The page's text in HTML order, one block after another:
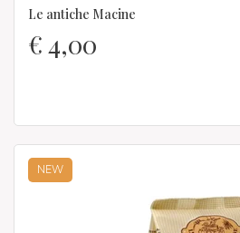
Le antiche Macine
€4,00
NEW